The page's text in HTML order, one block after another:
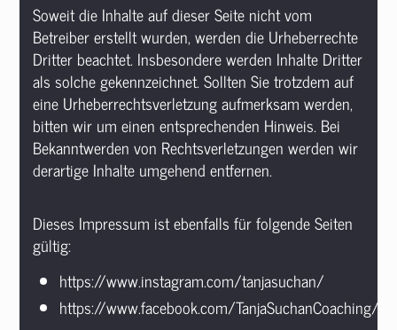
Soweit die Inhalte auf dieser Seite nicht vom
Betreiber erstellt wurden, werden die Urheberrechte
Dritter beachtet. Insbesondere werden Inhalte Dritter
als solche gekennzeichnet. Sollten Sie trotzdem auf
eine Urheberrechtsverletzung aufmerksam werden,
bitten wir um einen entsprechenden Hinweis. Bei
Bekanntwerden von Rechtsverletzungen werden wir
derartige Inhalte umgehend entfernen.
Dieses Impressum ist ebenfalls für folgende Seiten
gültig:
https://www.instagram.com/tanjasuchan/
https://www.facebook.com/TanjaSuchanCoaching/